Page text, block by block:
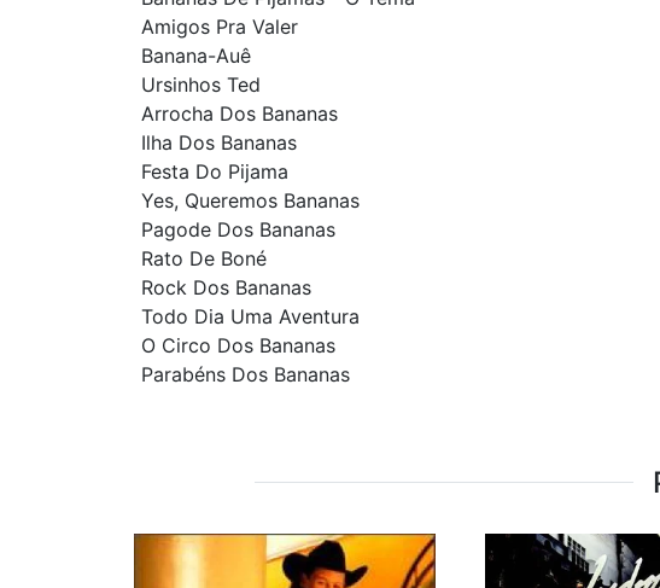
Amigos Pra Valer
Banana-Auê
Ursinhos Ted
Arrocha Dos Bananas
Ilha Dos Bananas
Festa Do Pijama
Yes, Queremos Bananas
Pagode Dos Bananas
Rato De Boné
Rock Dos Bananas
Todo Dia Uma Aventura
O Circo Dos Bananas
Parabéns Dos Bananas